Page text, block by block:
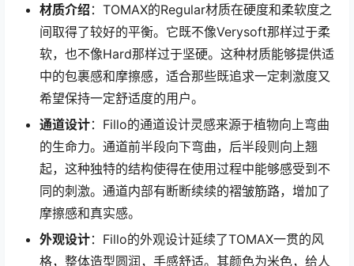
材质介绍 ：TOMAX的Regular材质在硬度和柔软度之
间取得了较好的平衡。它既不像Verysoft那样过于柔
软，也不像Hard那样过于坚硬。这种材质能够提供适
中的包裹感和摩擦感，适合那些既追求一定刺激度又
希望保持一定舒适度的用户。
通道设计：Fillo的通道设计灵感来源于植物向上弯曲
的生命力。通道前半段向下弯曲，后半段则向上翘
起，这种独特的结构使得在使用过程中能够感受到不
同的刺激。通道内部有断断续续的褶皱筋路，增加了
摩擦感和真实感。
外观设计：Fillo的外观设计延续了TOMAX一贯的风
格，整体造型圆润，手感舒适。其颜色为米色，给人